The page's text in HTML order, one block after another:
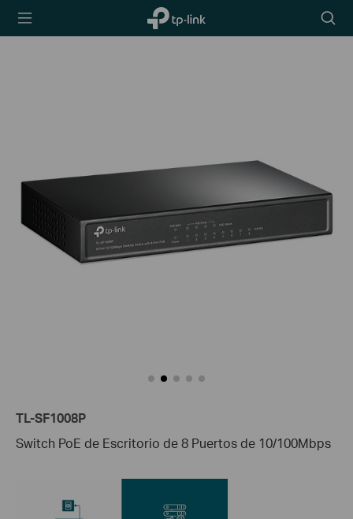
TP-Link,
Reliably
icon
TL-SF1008P
Switch PoE de Escritorio de 8 Puertos de 10/100Mbps